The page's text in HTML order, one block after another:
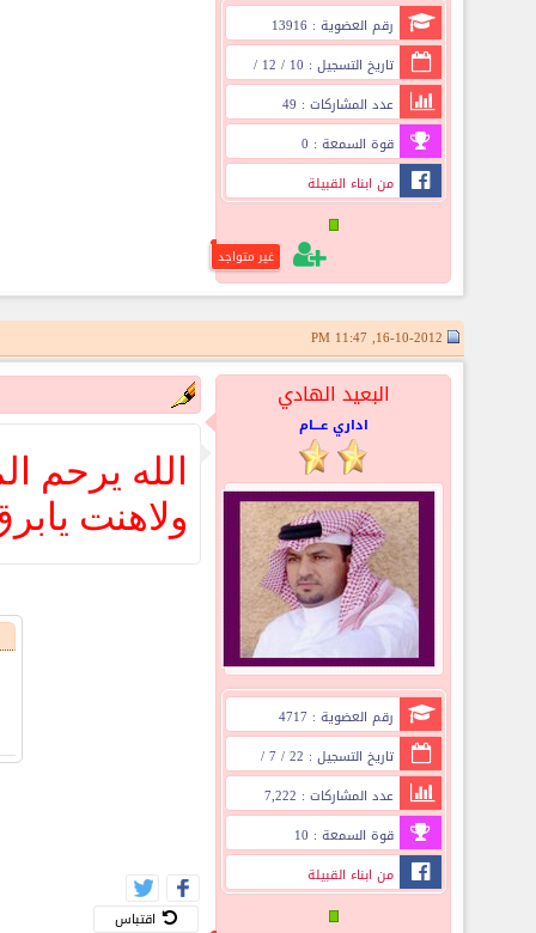
رقم العضوية : 13916
تاريخ التسجيل : 10 / 12 /
2011
عدد المشاركات : 49
قوة السمعة : 0
من ابناء القبيلة
غير متواجد
البعيد الهادي
اداري عـــام
رقم العضوية : 4717
تاريخ التسجيل : 22 / 7 /
2008
عدد المشاركات : 7,222
قوة السمعة : 10
من ابناء القبيلة
الله يرحم
ولاهنت
اقتباس